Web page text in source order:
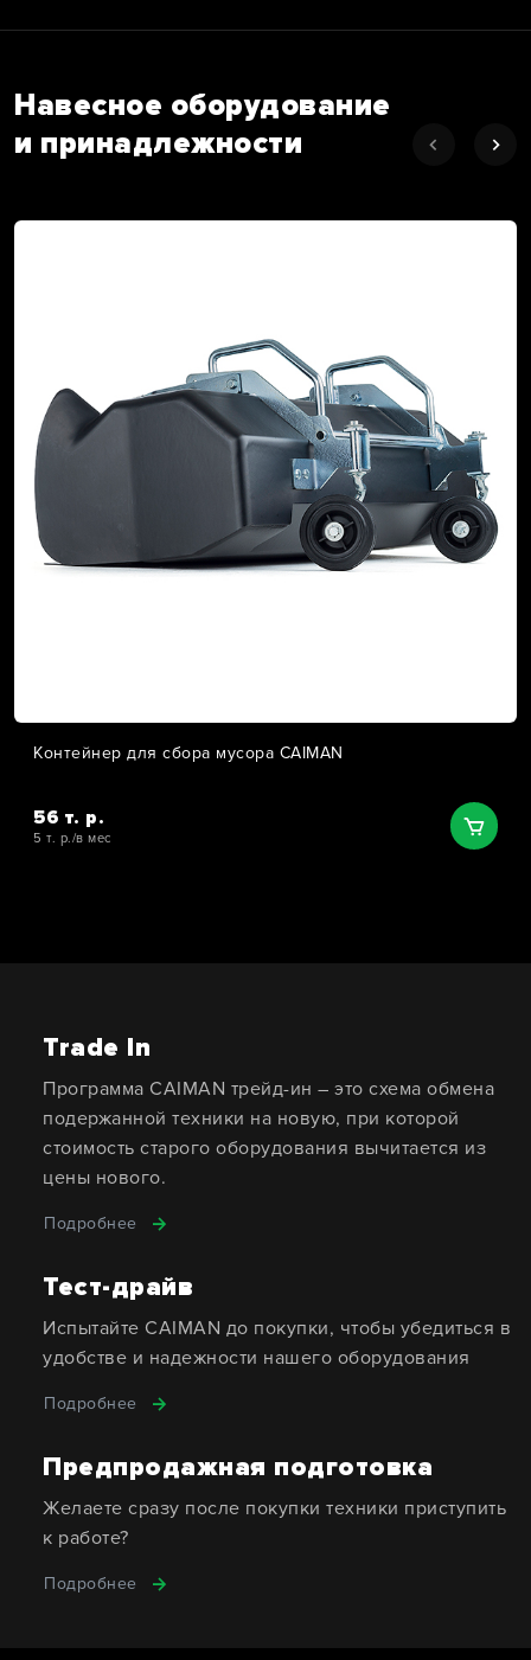
Навесное оборудование
и принадлежности
Контейнер для сбора мусора CAIMAN
56 т. р.
5 т. р./в мес
Trade In
Программа CAIMAN трейд-ин – это схема обмена
подержанной техники на новую, при которой
стоимость старого оборудования вычитается из
цены нового.
Подробнее
Тест-драйв
Испытайте CAIMAN до покупки, чтобы убедиться в
удобстве и надежности нашего оборудования
Подробнее
Предпродажная подготовка
Желаете сразу после покупки техники приступить
к работе?
Подробнее